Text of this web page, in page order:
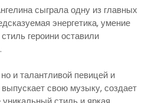
сыграла одну из главных
энергетика, умение
героини оставили
и талантливой певицей и
свою музыку, создает